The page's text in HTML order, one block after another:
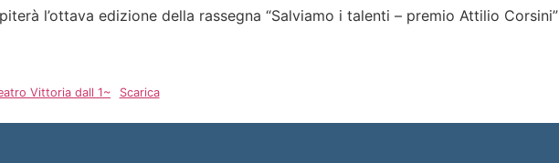
l’ottava edizione della rassegna “Salviamo i talenti – premio Attilio Corsini”
Vittoria dall 1~ Scarica